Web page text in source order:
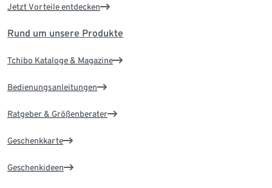
Jetzt Vorteile entdecken
Rund um unsere Produkte
Tchibo Kataloge & Magazine
Bedienungsanleitungen
Ratgeber & Größenberater
Geschenkkarte
Geschenkideen